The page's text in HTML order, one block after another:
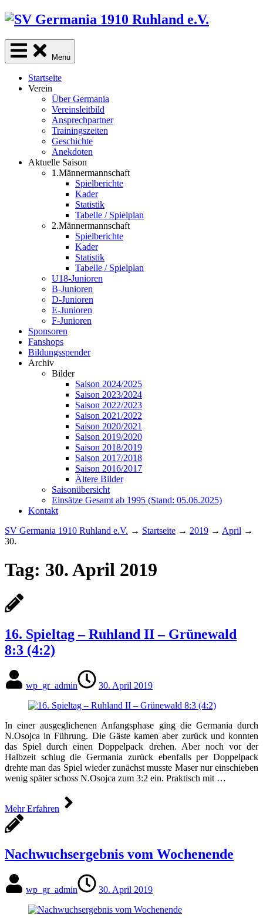
Skip
content
Menu
Startseite
Verein
Über Germania
Vereinsleitbild
Ansprechpartner
Trainingszeiten
Geschichte
Anekdoten
Aktuelle Saison
1.Männermannschaft
Spielberichte
Kader
Statistik
Tabelle / Spielplan
2.Männermannschaft
Spielberichte
Kader
Statistik
Tabelle / Spielplan
U18-Junioren
B-Junioren
D-Junioren
E-Junioren
F-Junioren
Sponsoren
Fanshops
Bildungsspender
Archiv
Bilder
Saison 2024/2025
Saison 2023/2024
Saison 2022/2023
Saison 2021/2022
Saison 2020/2021
Saison 2019/2020
Saison 2018/2019
Saison 2017/2018
Saison 2016/2017
Ältere Bilder
Saisonübersicht
Einsätze Gesamt ab 1995 (Stand: 05.06.2025)
Kontakt
SV Germania 1910 Ruhland e.V. → Startseite → 2019 → April →
30.
Tag: 30. April 2019
16. Spieltag – Ruhland II – Grünewald
8:3 (4:2)
wp_gr_admin 30. April 2019
In einer ausgeglichenen Anfangsphase ging die Germania durch
N.Osojca in Führung. Die Gäste kamen aber zurück und konnten
das Spiel durch einen Doppelpack drehen. Aber noch vor der
Halbzeit schlug die Germania zurück ebenfalls per Doppelpack
drehte man das Spiel wieder zunächst musste Maser nur einschieben
wenig später schoss N.Osojca zum 3:2 ein. Praktisch mit …
Mehr Erfahren
Nachwuchsergebnis vom Wochenende
wp_gr_admin 30. April 2019